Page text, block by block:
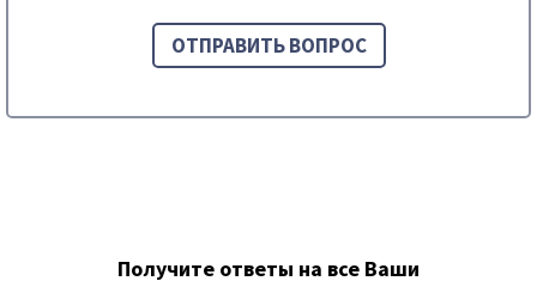
Получите ответы на все Ваши